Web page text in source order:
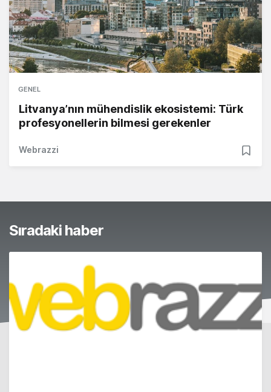
GENEL
Litvanya’nın mühendislik ekosistemi: Türk
profesyonellerin bilmesi gerekenler
Webrazzi
Sıradaki haber